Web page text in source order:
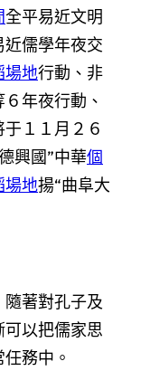
全平易近文明
近儒學年夜交
場地行動、非
年夜行動、
于１１月２６
興國”中華個
場地揚“曲阜大
著對孔子及
以把儒家思
務中。